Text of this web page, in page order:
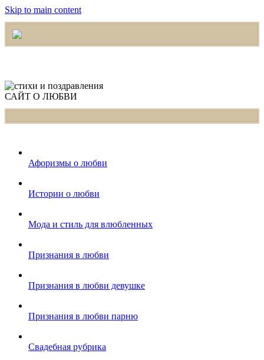
Skip to main content
САЙТ О ЛЮБВИ
Афоризмы о любви
Истории о любви
Мода и стиль для влюбленных
Признания в любви
Признания в любви девушке
Признания в любви парню
Свадебная рубрика